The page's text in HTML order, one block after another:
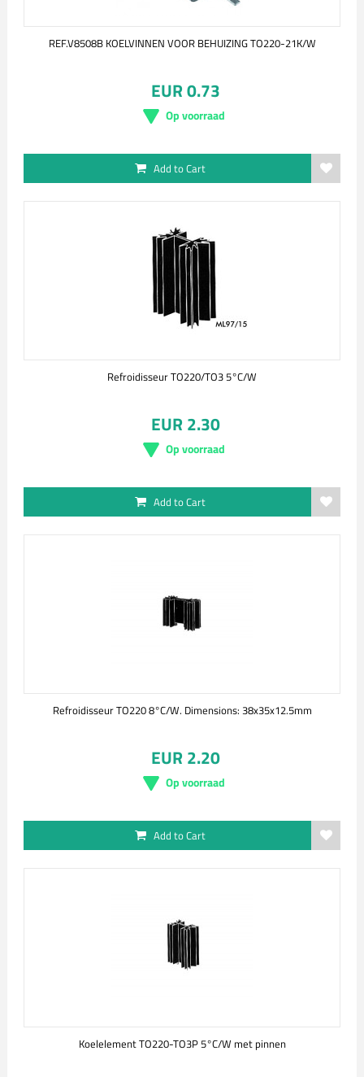
REF.V8508B KOELVINNEN VOOR BEHUIZING TO220-21K/W
EUR 0.73
Op voorraad
Add to Cart
Refroidisseur TO220/TO3 5°C/W
EUR 2.30
Op voorraad
Add to Cart
Refroidisseur TO220 8°C/W. Dimensions: 38x35x12.5mm
EUR 2.20
Op voorraad
Add to Cart
Koelelement TO220-TO3P 5°C/W met pinnen